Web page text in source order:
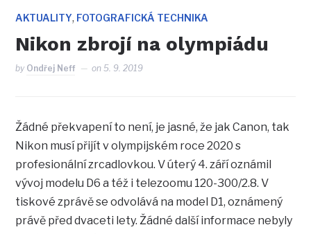
AKTUALITY, FOTOGRAFICKÁ TECHNIKA
Nikon zbrojí na olympiádu
by Ondřej Neff on5. 9. 2019
Žádné překvapení to není, je jasné, že jak Canon, tak
Nikon musí přijít v olympijském roce 2020 s
profesionální zrcadlovkou. V úterý 4. září oznámil
vývoj modelu D6 a též i telezoomu 120-300/2.8. V
tiskové zprávě se odvolává na model D1, oznámený
právě před dvaceti lety. Žádné další informace nebyly